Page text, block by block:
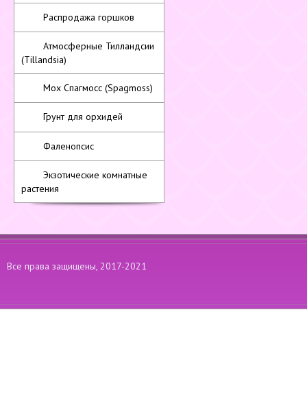
Распродажа горшков
Атмосферные Тилландсии
(Tillandsia)
Мох Спагмосс (Spagmoss)
Грунт для орхидей
Фаленопсис
Экзотические комнатные
растения
Все права защищены, 2017-2021